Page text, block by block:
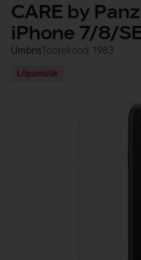
CARE by
iPhone 7/8/
ÜmbrisTootekood: 1983
Lõpumüük